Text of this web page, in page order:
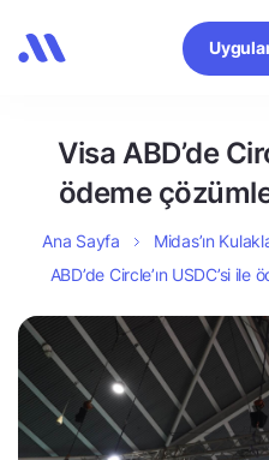
Visa ABD’de
ödeme
Ana Sayfa Midas’ın
ABD’de Circle’ın USDC’si